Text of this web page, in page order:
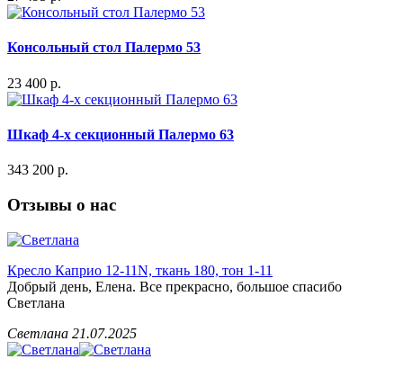
Консольный стол Палермо 53
23 400 р.
Шкаф 4-х секционный Палермо 63
343 200 р.
Отзывы о нас
Кресло Каприо 12-11N, ткань 180, тон 1-11
Добрый день, Елена. Все прекрасно, большое спасибо
Светлана
Светлана 21.07.2025